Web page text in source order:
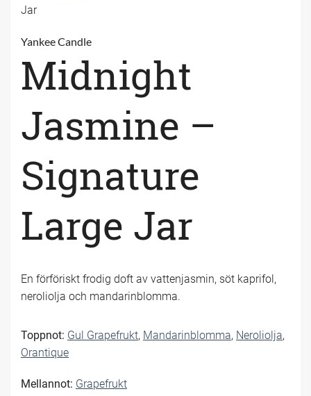
Jar
Yankee Candle
Midnight
Jasmine –
Signature
Large Jar
En förföriskt frodig doft av vattenjasmin, söt kaprifol,
neroliolja och mandarinblomma.
Toppnot: Gul Grapefrukt, Mandarinblomma, Neroliolja,
Orantique
Mellannot: Grapefrukt